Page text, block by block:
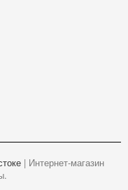
| Интернет-магазин